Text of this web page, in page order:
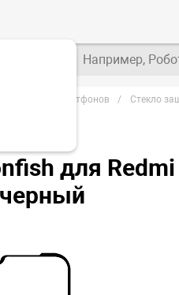
Например,
стекла для смартфонов Стекло
для Redmi
черный